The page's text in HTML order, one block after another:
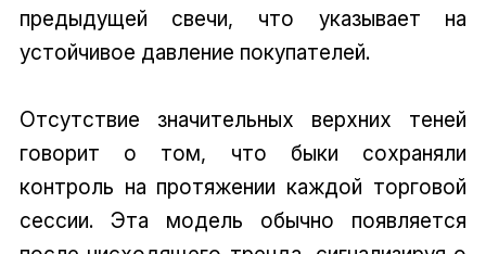
предыдущей свечи, что указывает на
устойчивое давление покупателей.
Отсутствие значительных верхних теней
говорит о том, что быки сохраняли
контроль на протяжении каждой торговой
сессии. Эта модель обычно появляется